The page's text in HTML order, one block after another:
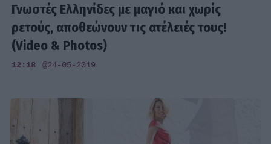
Γνωστές Ελληνίδες με μαγιό και χωρίς
ρετούς, αποθεώνουν τις ατέλειές τους!
(Video & Photos)
12:18 @24-05-2019